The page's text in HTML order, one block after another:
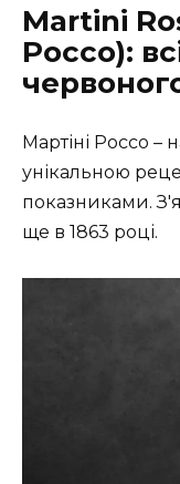
Martini
Россо):
Мартіні Россо –
унікальною
показниками.
ще в 1863 році.